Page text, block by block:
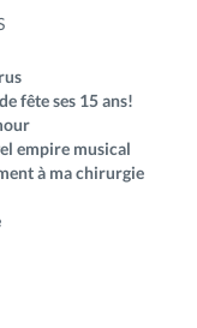
fête ses 15 ans!
empire musical
à ma chirurgie